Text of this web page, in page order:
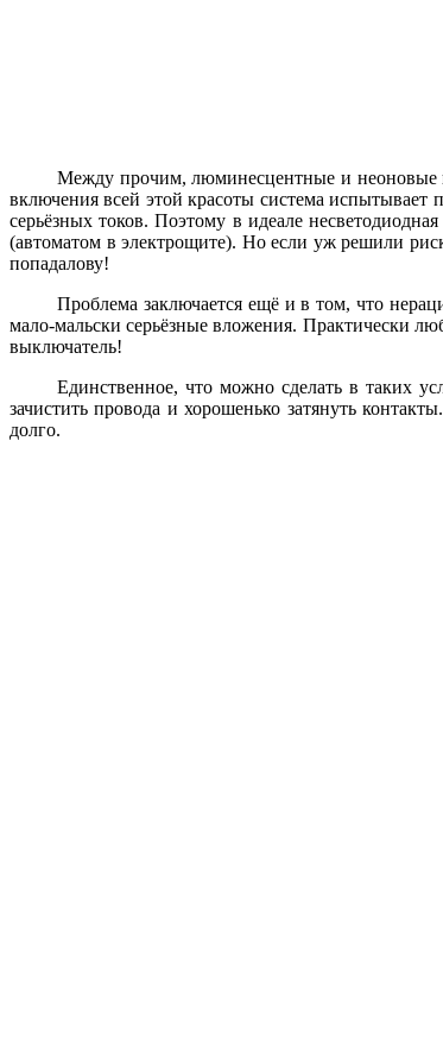
Между прочим, люминесцентные и неоновые
включения всей этой красоты система
серьёзных токов. Поэтому в идеале
(автоматом в электрощите). Но если уж решили
попадалову!
Проблема заключается ещё и в том, что
мало-мальски серьёзные вложения. Практически
выключатель!
Единственное, что можно сделать в таких
зачистить провода и хорошенько затянуть
долго.